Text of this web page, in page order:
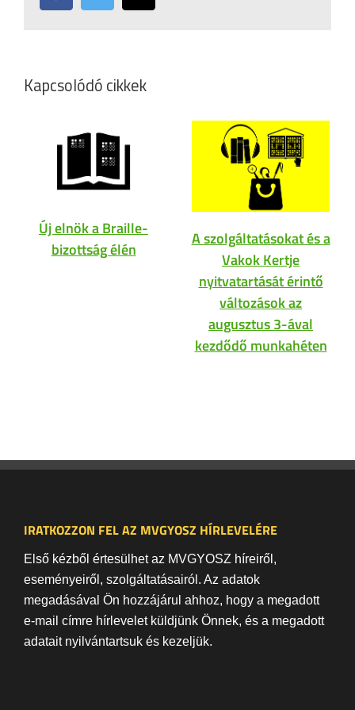
Kapcsolódó cikkek
Új elnök a Braille-
bizottság élén
A szolgáltatásokat és a
Vakok Kertje
nyitvatartását érintő
változások az
augusztus 3-ával
kezdődő munkahéten
IRATKOZZON FEL AZ MVGYOSZ HÍRLEVELÉRE
Első kézből értesülhet az MVGYOSZ híreiről,
eseményeiről, szolgáltatásairól. Az adatok
megadásával Ön hozzájárul ahhoz, hogy a megadott
e-mail címre hírlevelet küldjünk Önnek, és a megadott
adatait nyilvántartsuk és kezeljük.